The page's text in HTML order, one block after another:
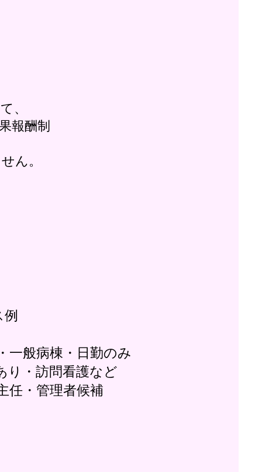
、
報酬制
ん。
病棟・日勤のみ
訪問看護など
管理者候補